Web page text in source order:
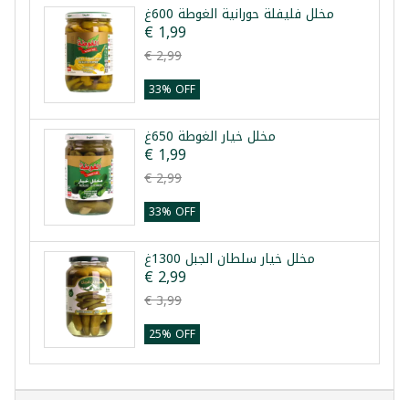
مخلل فليفلة حورانية الغوطة 600غ
€ 1,99
€ 2,99
33% OFF
مخلل خيار الغوطة 650غ
€ 1,99
€ 2,99
33% OFF
مخلل خيار سلطان الجبل 1300غ
€ 2,99
€ 3,99
25% OFF